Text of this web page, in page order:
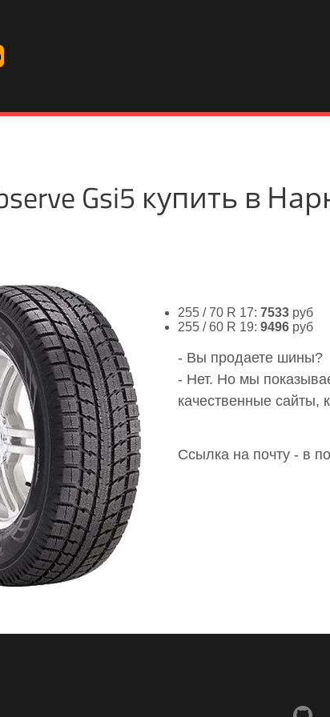
Gsi5 купить в
255 / 70 R 17: 7533 руб
255 / 60 R 19: 9496 руб
- Вы продаете шины?
- Нет. Но мы
качественные сайты,
Ссылка на почту - в